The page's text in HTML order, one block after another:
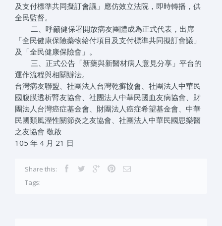
及支付標準共同擬訂會議」應仿效立法院，即時轉播，供
全民監督。
二、呼籲健保署開放病友團體成為正式代表，出席
「全民健康保險藥物給付項目及支付標準共同擬訂會議」
及「全民健康保險會」。
三、正式公告「新藥與新醫材病人意見分享」平台的
運作流程與相關辦法。
台灣病友聯盟、社團法人台灣乾癬協會、社團法人中華民
國腹膜透析腎友協會、社團法人中華民國血友病協會、財
團法人台灣癌症基金會、財團法人癌症希望基金會、中華
民國類風溼性關節炎之友協會、社團法人中華民國思樂醫
之友協會 敬啟
105 年 4 月 21 日
Share this:
Tags: